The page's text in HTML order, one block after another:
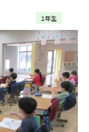
１年生